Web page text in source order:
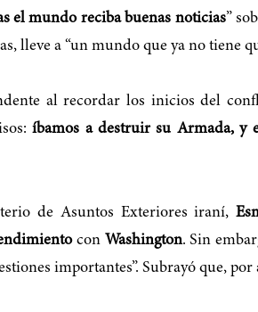
el mundo reciba buenas noticias”
lleve a “un mundo que ya no tiene
al recordar los inicios del
íbamos a destruir su Armada, y
de Asuntos Exteriores iraní,
con Washington. Sin
importantes”. Subrayó que,